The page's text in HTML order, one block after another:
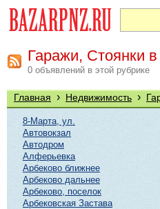
Гаражи, Стоянки
0 объявлений в этой рубрике
Главная › Недвижимость ›
8-Марта, ул.
Автовокзал
Автодром
Алферьевка
Арбеково ближнее
Арбеково дальнее
Арбеково, поселок
Арбековская Застава